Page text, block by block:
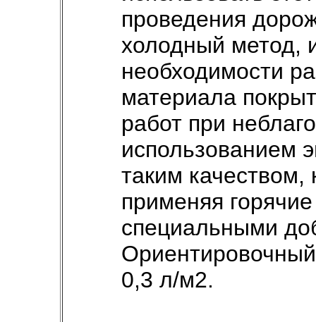
проведения
холодный метод,
необходимости
материала
работ при
использованием
таким качеством,
применяя
специальными
0,3 л/м2.